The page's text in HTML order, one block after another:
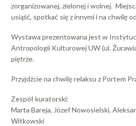
zorganizowanej, zielonej i wolnej.
usiąść, spotkać się z innymi i na chwilę
Wystawa prezentowana jest w
Antropologii Kulturowej UW (ul.
piętrze.
Przyjdźcie na chwilę relaksu z Portem
Zespół kuratorski:
Marta Bareja, Józef Nowosielski,
Witkowski